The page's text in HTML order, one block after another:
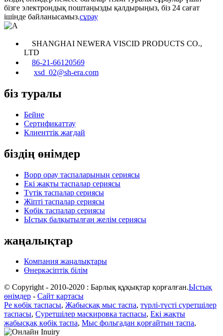
бізге электрондық поштаңызды қалдырыңыз, біз 24 сағат
ішінде байланысамыз.сұрау
SHANGHAI NEWERA VISCID PRODUCTS CO.,
LTD
86-21-66120569
xsd_02@sh-era.com
біз туралы
Бейне
Сертификаттау
Клиенттік жағдай
біздің өнімдер
Bopp орау таспаларының сериясы
Екі жақты таспалар сериясы
Түтік таспалар сериясы
Жіпті таспалар сериясы
Көбік таспалар сериясы
Ыстық балқытылған желім сериясы
жаңалықтар
Компания жаңалықтары
Өнеркәсіптік білім
© Copyright - 2010-2020 : Барлық құқықтар қорғалған.Ыстық
өнімдер - Сайт картасы
Pe көбік таспасы, Жабысқақ мыс таспа, түрлі-түсті суретшілер
таспасы, Суретшілер маскировка таспасы, Екі жақты
жабысқақ көбік таспа, Мыс фольгадан қорғайтын таспа,